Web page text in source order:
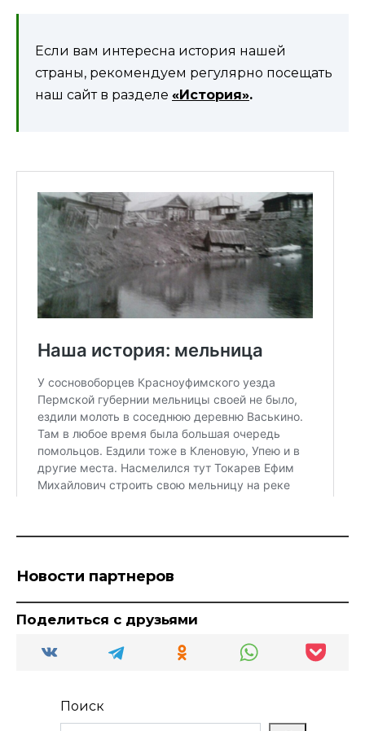
Если вам интересна история нашей
страны, рекомендуем регулярно посещать
наш сайт в разделе «История».
Новости партнеров
Поделиться с друзьями
Поиск